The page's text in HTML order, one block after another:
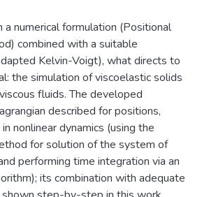
a numerical formulation (Positional
combined with a suitable
Kelvin-Voigt), what directs to
the simulation of viscoelastic solids
fluids. The developed
described for positions,
nonlinear dynamics (using the
for solution of the system of
performing time integration via an
its combination with adequate